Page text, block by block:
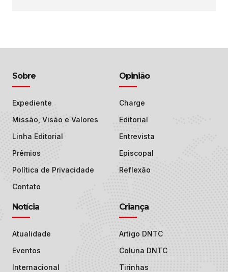
Sobre
Expediente
Missão, Visão e Valores
Linha Editorial
Prêmios
Política de Privacidade
Contato
Opinião
Charge
Editorial
Entrevista
Episcopal
Reflexão
Notícia
Atualidade
Eventos
Internacional
Criança
Artigo DNTC
Coluna DNTC
Tirinhas